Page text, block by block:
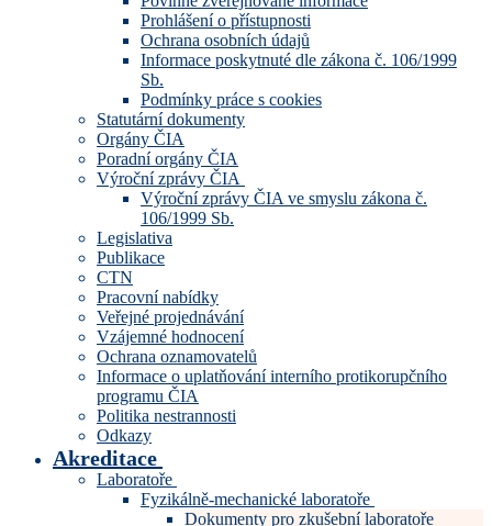
Prohlášení o přístupnosti
Ochrana osobních údajů
Informace poskytnuté dle zákona č. 106/1999
Sb.
Podmínky práce s cookies
Statutární dokumenty
Orgány ČIA
Poradní orgány ČIA
Výroční zprávy ČIA
Výroční zprávy ČIA ve smyslu zákona č.
106/1999 Sb.
Legislativa
Publikace
CTN
Pracovní nabídky
Veřejné projednávání
Vzájemné hodnocení
Ochrana oznamovatelů
Informace o uplatňování interního protikorupčního
programu ČIA
Politika nestrannosti
Odkazy
Akreditace
Laboratoře
Fyzikálně-mechanické laboratoře
Dokumenty pro zkušební laboratoře